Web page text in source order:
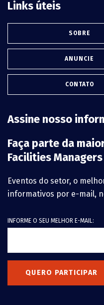
Links úteis
SOBRE
ANUNCIE
CONTATO
Assine nosso
Faça parte da
Facilities
Eventos do setor, o
informativos por e-mail,
INFORME O SEU MELHOR E-MAIL:
QUERO PARTICIPAR